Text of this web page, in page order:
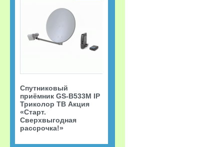
Спутниковый
приёмник GS-B533M IP
Триколор ТВ Акция
«Старт.
Сверхвыгодная
рассрочка!»